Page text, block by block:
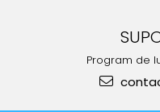
Program de